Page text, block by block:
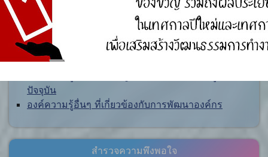
การจัดการความรู้ (KM)
องค์ความรู้ที่สนับสนุน วิสัยทัศน์ พันธกิจ ยุทธศาสตร์
ขององค์กร
องค์ความรู้จากประสบการณ์ที่องค์กรได้สั่งสมมา
ปัจจุบัน
องค์ความรู้อื่นๆ ที่เกี่ยวข้องกับการพัฒนาองค์กร
สำรวจความพึงพอใจ